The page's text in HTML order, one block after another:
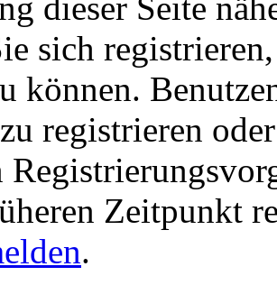
sich
können.
registrieren
Zeitpunkt
.